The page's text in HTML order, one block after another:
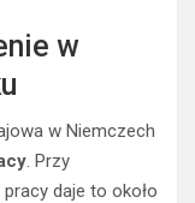
w
w Niemczech
. Przy
daje to około